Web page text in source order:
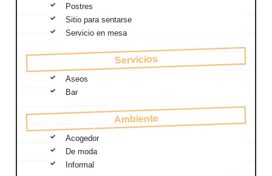
Postres
Sitio para sentarse
Servicio en mesa
Servicios
Aseos
Bar
Ambiente
Acogedor
De moda
Informal